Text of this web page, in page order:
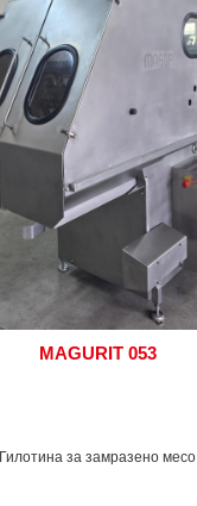
MAGURIT 053
Гилотина за замразено месо